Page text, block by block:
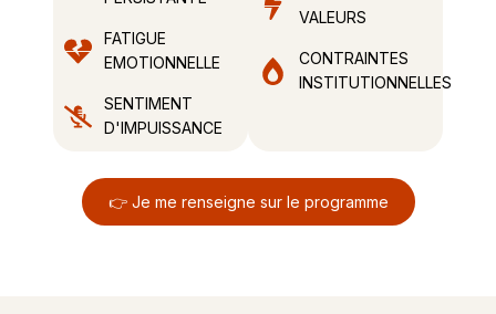
FATIGUE
EMOTIONNELLE
SENTIMENT
D'IMPUISSANCE
VALEURS
CONTRAINTES
INSTITUTIONNELLES
👉 Je me renseigne sur le programme